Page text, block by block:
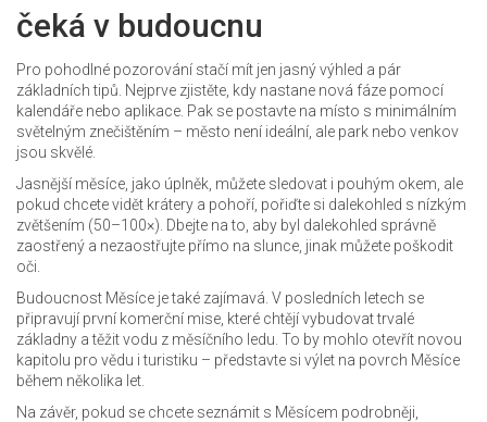
čeká v budoucnu
Pro pohodlné pozorování stačí mít jen jasný výhled a pár
základních tipů. Nejprve zjistěte, kdy nastane nová fáze pomocí
kalendáře nebo aplikace. Pak se postavte na místo s minimálním
světelným znečištěním – město není ideální, ale park nebo venkov
jsou skvělé.
Jasnější měsíce, jako úplněk, můžete sledovat i pouhým okem, ale
pokud chcete vidět krátery a pohoří, pořiďte si dalekohled s nízkým
zvětšením (50–100×). Dbejte na to, aby byl dalekohled správně
zaostřený a nezaostřujte přímo na slunce, jinak můžete poškodit
oči.
Budoucnost Měsíce je také zajímavá. V posledních letech se
připravují první komerční mise, které chtějí vybudovat trvalé
základny a těžit vodu z měsíčního ledu. To by mohlo otevřít novou
kapitolu pro vědu i turistiku – představte si výlet na povrch Měsíce
během několika let.
Na závěr, pokud se chcete seznámit s Měsícem podrobněji,